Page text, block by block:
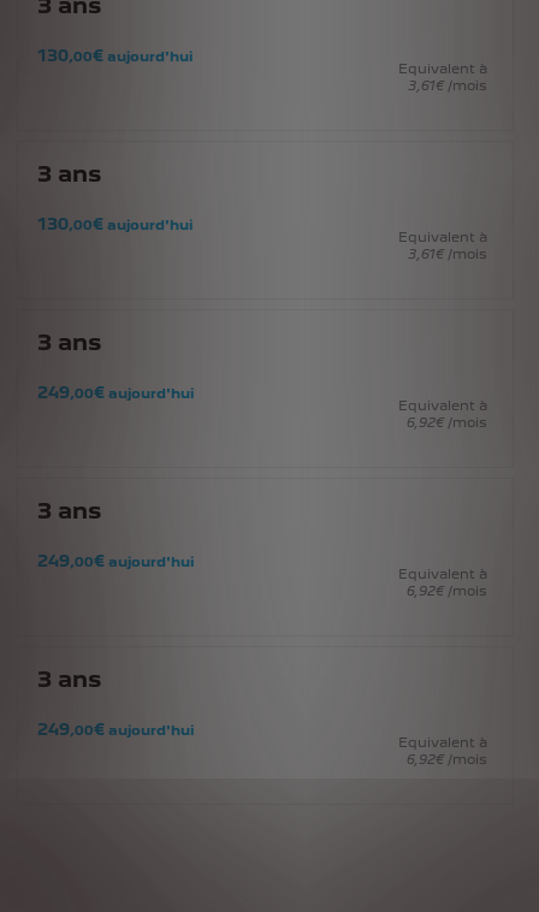
3 ans
130,00€ aujourd'hui
Equivalent à
3,61€ /mois
3 ans
130,00€ aujourd'hui
Equivalent à
3,61€ /mois
3 ans
249,00€ aujourd'hui
Equivalent à
6,92€ /mois
3 ans
249,00€ aujourd'hui
Equivalent à
6,92€ /mois
3 ans
249,00€ aujourd'hui
Equivalent à
6,92€ /mois